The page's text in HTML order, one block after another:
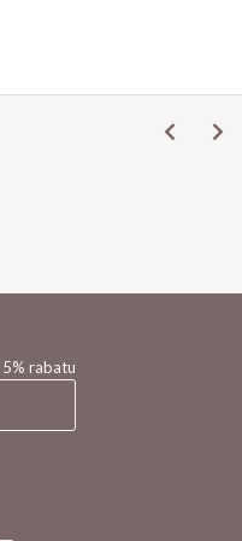
5% rabatu